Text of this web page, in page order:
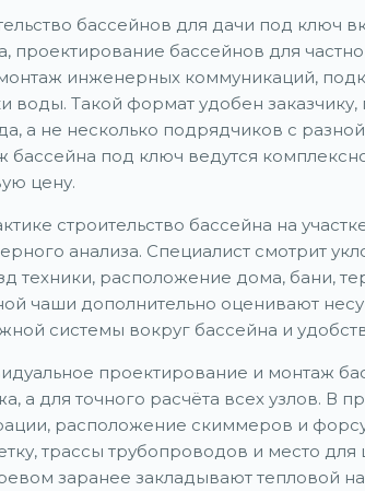
бассейнов для дачи под ключ
проектирование бассейнов для
инженерных коммуникаций,
воды. Такой формат удобен заказчику,
а не несколько подрядчиков с
бассейна под ключ ведутся
цену.
строительство бассейна на
анализа. Специалист смотрит
техники, расположение дома, бани,
чаши дополнительно оценивают
системы вокруг бассейна и
проектирование и монтаж
а для точного расчёта всех узлов. В
расположение скиммеров и
трассы трубопроводов и место
заранее закладывают тепловой